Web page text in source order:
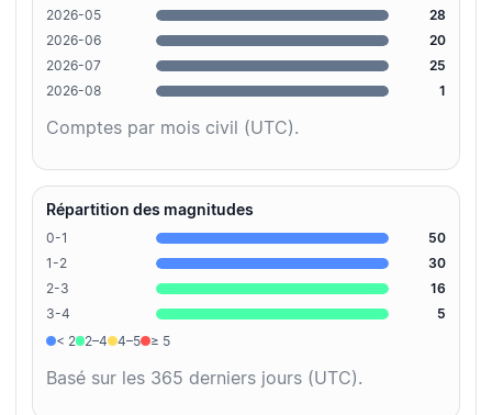
2026-05
28
2026-06
20
2026-07
25
2026-08
1
Comptes par mois civil (UTC).
Répartition des magnitudes
0-1
50
1-2
30
2-3
16
3-4
5
< 2
2–4 4–5 ≥ 5
Basé sur les 365 derniers jours (UTC).